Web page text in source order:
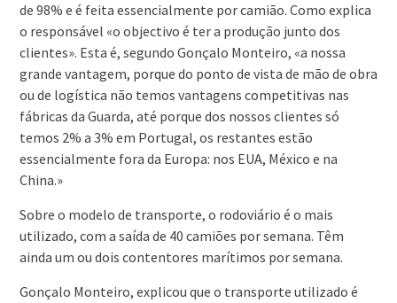
de 98% e é feita essencialmente por camião. Como explica
o responsável «o objectivo é ter a produção junto dos
clientes». Esta é, segundo Gonçalo Monteiro, «a nossa
grande vantagem, porque do ponto de vista de mão de obra
ou de logística não temos vantagens competitivas nas
fábricas da Guarda, até porque dos nossos clientes só
temos 2% a 3% em Portugal, os restantes estão
essencialmente fora da Europa: nos EUA, México e na
China.»
Sobre o modelo de transporte, o rodoviário é o mais
utilizado, com a saída de 40 camiões por semana. Têm
ainda um ou dois contentores marítimos por semana.
Gonçalo Monteiro, explicou que o transporte utilizado é